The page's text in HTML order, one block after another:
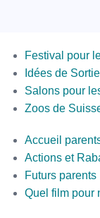
Menus
Festival pour
Idées de
Salons pour
Zoos de
Second
Bottom
Accueil
Actions et
Futurs parents
Quel film pour